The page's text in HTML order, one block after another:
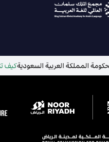
المملكة العربية السعوديةكيف